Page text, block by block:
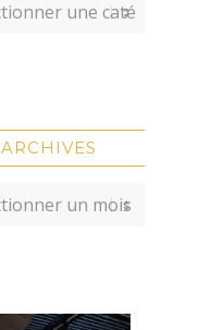
ARCHIVES